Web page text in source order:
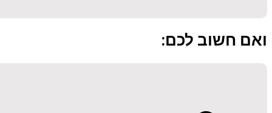
ואם חשוב לכם: